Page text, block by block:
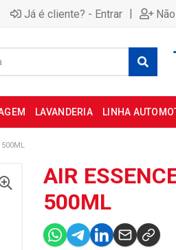
Já é cliente? - Entrar |
LAVANDERIA LINHA
500ML
AIR
500ML